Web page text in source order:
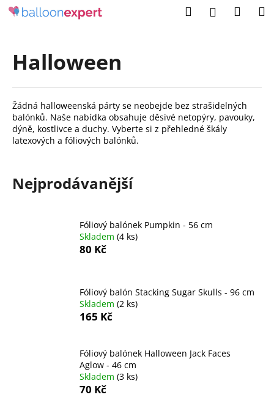
Přejít
HledatPřihlášení
Halloween
Žádná halloweenská párty se neobejde bez strašidelných
balónků. Naše nabídka obsahuje děsivé netopýry, pavouky,
dýně, kostlivce a duchy. Vyberte si z přehledné škály
latexových a fóliových balónků.
Nejprodávanější
Fóliový balónek Pumpkin - 56 cm
Skladem (4 ks)
80 Kč
Fóliový balón Stacking Sugar Skulls - 96 cm
Skladem (2 ks)
165 Kč
Fóliový balónek Halloween Jack Faces
Aglow - 46 cm
Skladem (3 ks)
70 Kč
K
C
o
p
o
t
ř
b
u